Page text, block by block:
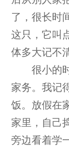
了，很长时
这只，它叫
体多大记不
很小的时
家务。我记
饭。放假在
家里，自己
旁边看着学